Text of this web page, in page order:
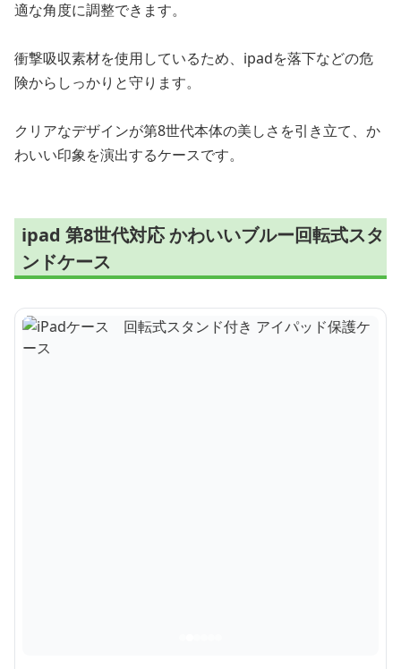
適な角度に調整できます。
衝撃吸収素材を使用しているため、ipadを落下などの危
険からしっかりと守ります。
クリアなデザインが第8世代本体の美しさを引き立て、か
わいい印象を演出するケースです。
ipad 第8世代対応 かわいいブルー回転式スタ
ンドケース